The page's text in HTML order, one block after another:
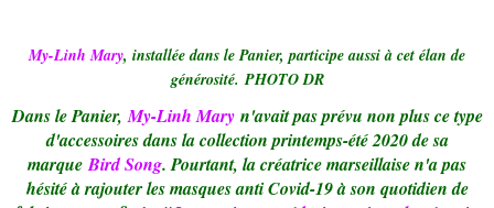
My-Linh Mary, installée dans le Panier, participe aussi à cet élan de
générosité. PHOTO DR
Dans le Panier, My-Linh Mary n'avait pas prévu non plus ce type
d'accessoires dans la collection printemps-été 2020 de sa
marque Bird Song. Pourtant, la créatrice marseillaise n'a pas
hésité à rajouter les masques anti Covid-19 à son quotidien de